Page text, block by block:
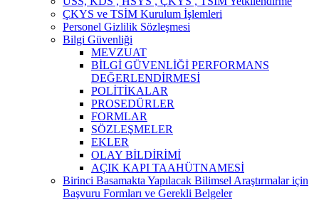
ÇKYS ve TSİM Kurulum İşlemleri
Personel Gizlilik Sözleşmesi
Bilgi Güvenliği
MEVZUAT
BİLGİ GÜVENLİĞİ PERFORMANS
DEĞERLENDİRMESİ
POLİTİKALAR
PROSEDÜRLER
FORMLAR
SÖZLEŞMELER
EKLER
OLAY BİLDİRİMİ
AÇIK KAPI TAAHÜTNAMESİ
Birinci Basamakta Yapılacak Bilimsel Araştırmalar için
Başvuru Formları ve Gerekli Belgeler